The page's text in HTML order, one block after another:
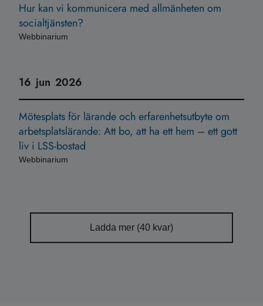
Hur kan vi kommunicera med allmänheten om
socialtjänsten?
Webbinarium
16 jun 2026
Mötesplats för lärande och erfarenhetsutbyte om
arbetsplatslärande: Att bo, att ha ett hem – ett gott
liv i LSS-bostad
Webbinarium
Ladda mer (40 kvar)